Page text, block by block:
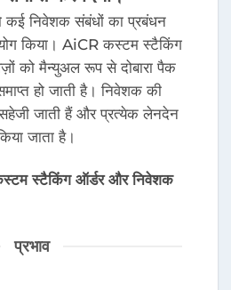
निवेशक संबंधों का प्रबंधन
किया। AiCR कस्टम स्टैकिंग
को मैन्युअल रूप से दोबारा पैक
हो जाती है। निवेशक की
सहेजी जाती हैं और प्रत्येक लेनदेन
जाता है।
स्टैकिंग ऑर्डर और निवेशक
प्रभाव